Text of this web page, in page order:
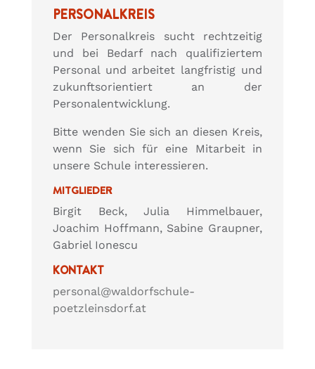
PERSONALKREIS
Der Personalkreis sucht rechtzeitig
und bei Bedarf nach qualifiziertem
Personal und arbeitet langfristig und
zukunftsorientiert an der
Personalentwicklung.
Bitte wenden Sie sich an diesen Kreis,
wenn Sie sich für eine Mitarbeit in
unsere Schule interessieren.
MITGLIEDER
Birgit Beck, Julia Himmelbauer,
Joachim Hoffmann, Sabine Graupner,
Gabriel Ionescu
KONTAKT
personal@waldorfschule-
poetzleinsdorf.at